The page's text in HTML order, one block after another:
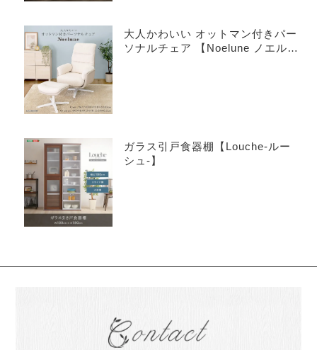
大人かわいい オットマン付きパー
ソナルチェア 【Noelune ノエル
ガラス引戸食器棚【Louche-ルー
シュ-】